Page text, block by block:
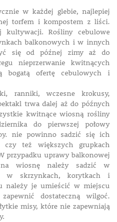
w każdej glebie, najlepiej
torfem i kompostem z liści.
kultywacji. Rośliny cebulowe
balkonowych i w innych
się od późnej zimy aż do
nieprzerwanie kwitnących
bogatą ofertę cebulowych i
ranniki, wczesne krokusy,
trwa dalej aż do późnych
kwitnące wiosną rośliny
do pierwszej połowy
nie powinno sadzić się ich
czy też większych grupkach
przypadku uprawy balkonowej
wiosnę należy sadzić w
w skrzynkach, korytkach i
należy je umieścić w miejscu
dostateczną wilgoć.
misy, które nie zapewniają